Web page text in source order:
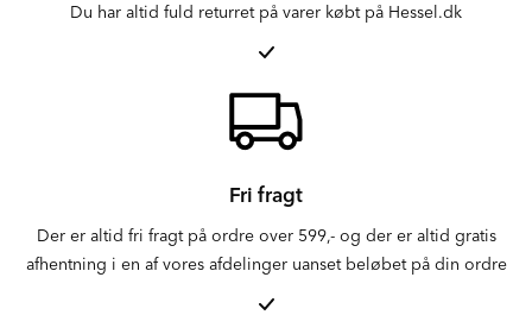
Du har altid fuld returret på varer købt på Hessel.dk
Fri fragt
Der er altid fri fragt på ordre over 599,- og der er altid gratis
afhentning i en af vores afdelinger uanset beløbet på din ordre